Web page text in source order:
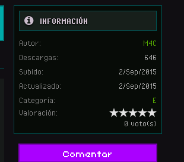
INFORMACIÓN
Autor:
M4C
Descargas:
646
Subido:
2/Sep/2015
Actualizado:
2/Sep/2015
Categoría:
E
Valoración:
0 voto(s)
Comentar